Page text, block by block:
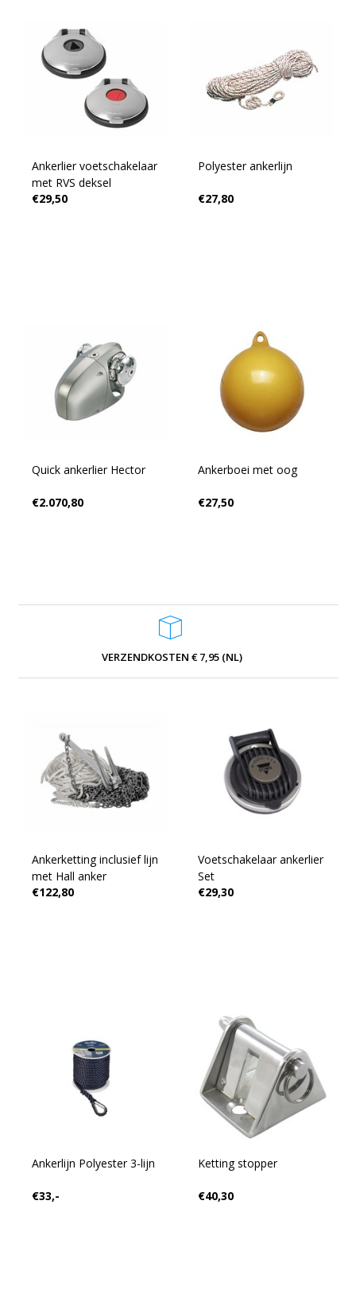
Ankerlier voetschakelaar
met RVS deksel
€29,50
Polyester ankerlijn
€27,80
Quick ankerlier Hector
€2.070,80
Ankerboei met oog
€27,50
VERZENDKOSTEN € 7,95 (NL)
Ankerketting inclusief lijn
met Hall anker
€122,80
Voetschakelaar ankerlier
Set
€29,30
Ankerlijn Polyester 3-lijn
€33,-
Ketting stopper
€40,30